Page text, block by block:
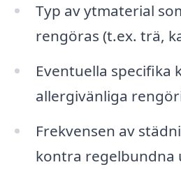
Typ av ytmaterial
rengöras (t.ex. trä,
Eventuella specifika
allergivänliga
Frekvensen av
kontra regelbundna